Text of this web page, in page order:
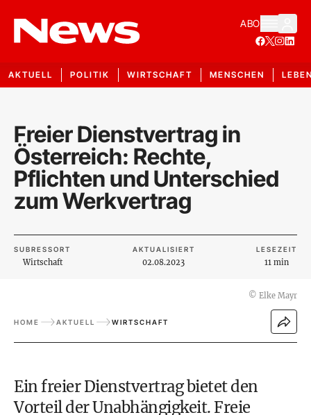
ABO
AKTUELL POLITIK WIRTSCHAFT MENSCHEN
Freier Dienstvertrag in
Österreich: Rechte,
Pflichten und Unterschied
zum Werkvertrag
SUBRESSORT
Wirtschaft
AKTUALISIERT
02.08.2023
LESEZEIT
11 min
© Elke Mayr
HOME AKTUELL WIRTSCHAFT
Ein freier Dienstvertrag bietet den
Vorteil der Unabhängigkeit. Freie